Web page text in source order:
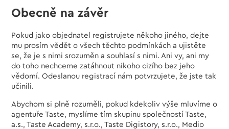
Obecně na závěr
Pokud jako objednatel registrujete někoho jiného, dejte
mu prosím vědět o všech těchto podmínkách a ujistěte
se, že je s nimi srozuměn a souhlasí s nimi. Ani vy, ani my
do toho nechceme zatáhnout nikoho cizího bez jeho
vědomí. Odeslanou registrací nám potvrzujete, že jste tak
učinili.
Abychom si plně rozuměli, pokud kdekoliv výše mluvíme o
agentuře Taste, myslíme tím skupinu společností Taste,
a.s., Taste Academy, s.r.o., Taste Digistory, s.r.o., Medio